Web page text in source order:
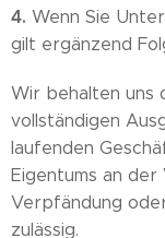
4. Wenn Sie
gilt ergänzend
Wir behalten uns
vollständigen
laufenden
Eigentums an
Verpfändung
zulässig.